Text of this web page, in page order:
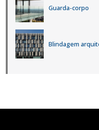
Guarda-corpo
Blindagem